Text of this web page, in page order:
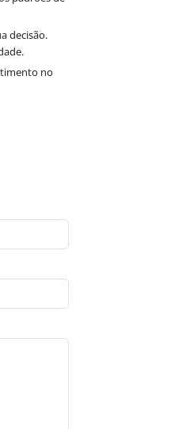
decisão.
no